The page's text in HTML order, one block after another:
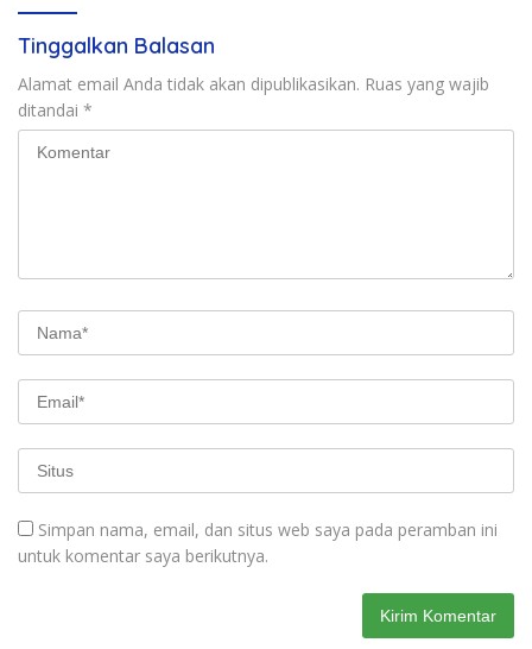
Tinggalkan Balasan
Alamat email Anda tidak akan dipublikasikan. Ruas yang wajib
ditandai *
Simpan nama, email, dan situs web saya pada peramban ini
untuk komentar saya berikutnya.